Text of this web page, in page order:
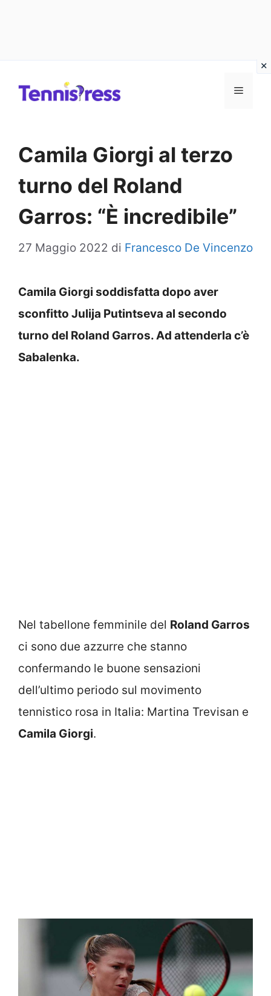
MENU
Camila Giorgi al terzo
turno del Roland
Garros: “È incredibile”
27 Maggio 2022 di Francesco De Vincenzo
Camila Giorgi soddisfatta dopo aver
sconfitto Julija Putintseva al secondo
turno del Roland Garros. Ad attenderla c’è
Sabalenka.
Nel tabellone femminile del Roland Garros
ci sono due azzurre che stanno
confermando le buone sensazioni
dell’ultimo periodo sul movimento
tennistico rosa in Italia: Martina Trevisan e
Camila Giorgi.